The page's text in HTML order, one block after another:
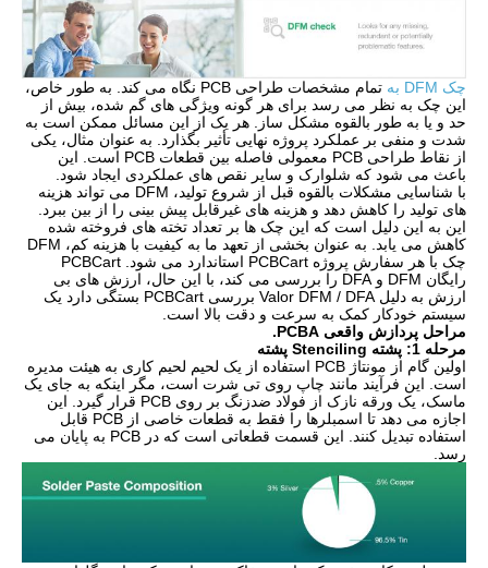
چک DFM به
تمام مشخصات طراحی PCB نگاه می کند. به طور خاص،
این چک به نظر می رسد برای هر گونه ویژگی های گم شده، بیش از
حد و یا به طور بالقوه مشکل ساز. هر یک از این مسائل ممکن است به
شدت و منفی بر عملکرد پروژه نهایی تأثیر بگذارد. به عنوان مثال، یکی
از نقاط طراحی PCB معمولی فاصله بین قطعات PCB است. این
باعث می شود که شلوارک و سایر نقص های عملکردی ایجاد شود.
با شناسایی مشکلات بالقوه قبل از شروع تولید، DFM می تواند هزینه
های تولید را کاهش دهد و هزینه های غیرقابل پیش بینی را از بین ببرد.
این به این دلیل است که این چک ها بر تعداد تخته های فروخته شده
کاهش می یابد. به عنوان بخشی از تعهد ما به کیفیت با هزینه کم، DFM
چک با هر سفارش پروژه PCBCart استاندارد می شود. PCBCart
رایگان DFM و DFA را بررسی می کند، با این حال، ارزش های بی
ارزش به دلیل Valor DFM / DFA بررسی PCBCart بستگی دارد یک
سیستم خودکار کمک به سرعت و دقت بالا است.
مراحل پردازش واقعی PCBA.
مرحله 1: پشته Stenciling پشته
اولین گام از مونتاژ PCB استفاده از یک لحیم لحیم کاری به هیئت مدیره
است. این فرآیند مانند چاپ روی تی شرت است، مگر اینکه به جای یک
ماسک، یک ورقه نازک از فولاد ضدزنگ بر روی PCB قرار گیرد. این
اجازه می دهد تا اسمبلرها را فقط به قطعات خاصی از PCB قابل
استفاده تبدیل کنند. این قسمت قطعاتی است که در PCB به پایان می
رسد.